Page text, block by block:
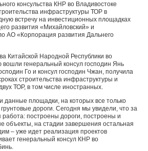
консульства КНР во Владивостоке
инфраструктуры ТОР в
встречу на инвестиционных площадках
развития «Михайловский» и
АО «Корпорация развития Дальнего
Китайской Народной Республики во
вошли генеральный консул господин Янь
Го и консул господин Чжан, получила
строительства инфраструктуры и
ТОР, в том числе иностранных.
площадки, на которых все только
дороги. Сегодня мы увидели, что за
работа: построены дороги, построены и
объекты, на стадии завершения остальная
– уже идет реализация проектов
генеральный консул КНР во